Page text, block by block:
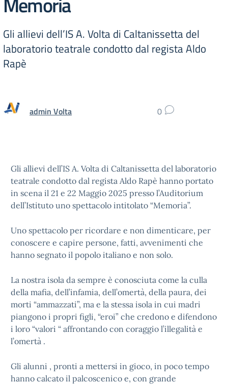
Gli allievi dell’IS A. Volta di Caltanissetta del
laboratorio teatrale condotto dal regista Aldo
Rapè
admin Volta 0
Gli allievi dell’IS A. Volta di Caltanissetta del laboratorio
teatrale condotto dal regista Aldo Rapè hanno portato
in scena il 21 e 22 Maggio 2025 presso l’Auditorium
dell’Istituto uno spettacolo intitolato “Memoria”.
Uno spettacolo per ricordare e non dimenticare, per
conoscere e capire persone, fatti, avvenimenti che
hanno segnato il popolo italiano e non solo.
La nostra isola da sempre è conosciuta come la culla
della mafia, dell’infamia, dell’omertà, della paura, dei
morti “ammazzati”, ma e la stessa isola in cui madri
piangono i propri figli, “eroi” che credono e difendono
i loro “valori “ affrontando con coraggio l’illegalità e
l’omertà .
Gli alunni , pronti a mettersi in gioco, in poco tempo
hanno calcato il palcoscenico e, con grande